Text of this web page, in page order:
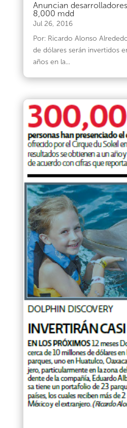
Anuncian
8,000 mdd
Jul 26, 2016
Por: Ricardo Alonso
de dólares serán invertidos
años en la...